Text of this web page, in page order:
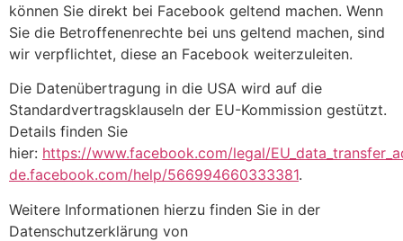
können Sie direkt bei Facebook geltend machen. Wenn
Sie die Betroffenenrechte bei uns geltend machen, sind
wir verpflichtet, diese an Facebook weiterzuleiten.
Die Datenübertragung in die USA wird auf die
Standardvertragsklauseln der EU-Kommission gestützt.
Details finden Sie
hier: https://www.facebook.com/legal/
de.facebook.com/help/566994660333381.
Weitere Informationen hierzu finden Sie in der
Datenschutzerklärung von